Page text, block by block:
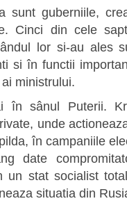
sunt guberniile,
Cinci din cele
lor si-au ales
si în functii
ministrului.
în sânul Puterii.
unde
în campaniile
date
un stat socialist
situatia din